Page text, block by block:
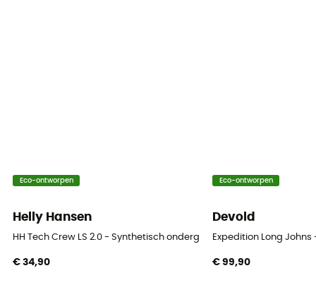
Gramgewicht (g/m2)
Eco-ontworpen
Helly Hansen
HH Tech Crew LS 2.0 - Synthetisch ondergoed - Dames
€ 34,90
Eco-ontworpen
Devold
Expedition Long
€ 99,90